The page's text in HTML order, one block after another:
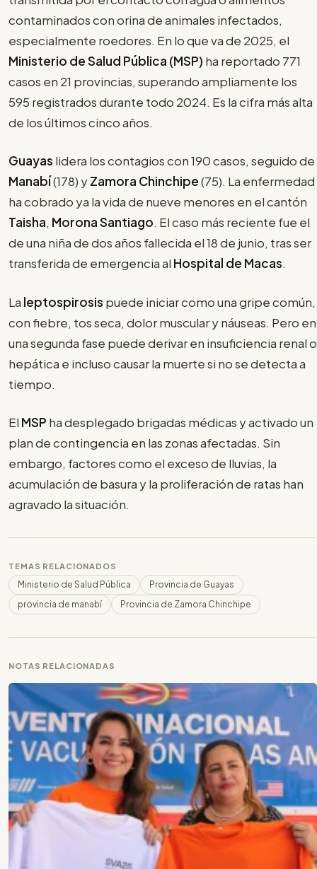
contaminados con orina de animales infectados,
especialmente roedores. En lo que va de 2025, el
Ministerio de Salud Pública (MSP) ha reportado 771
casos en 21 provincias, superando ampliamente los
595 registrados durante todo 2024. Es la cifra más alta
de los últimos cinco años.
Guayas lidera los contagios con 190 casos, seguido de
Manabí(178) yZamora Chinchipe(75). La enfermedad
ha cobrado ya la vida de nueve menores en el cantón
Taisha, Morona Santiago. El caso más reciente fue el
de una niña de dos años fallecida el 18 de junio, tras ser
transferida de emergencia al Hospital de Macas.
La leptospirosis puede iniciar como una gripe común,
con fiebre, tos seca, dolor muscular y náuseas. Pero en
una segunda fase puede derivar en insuficiencia renal o
hepática e incluso causar la muerte si no se detecta a
tiempo.
El MSP ha desplegado brigadas médicas y activado un
plan de contingencia en las zonas afectadas. Sin
embargo, factores como el exceso de lluvias, la
acumulación de basura y la proliferación de ratas han
agravado la situación.
TEMAS RELACIONADOS
Ministerio de Salud Pública
Provincia de Guayas
provincia de manabí
Provincia de Zamora Chinchipe
NOTAS RELACIONADAS